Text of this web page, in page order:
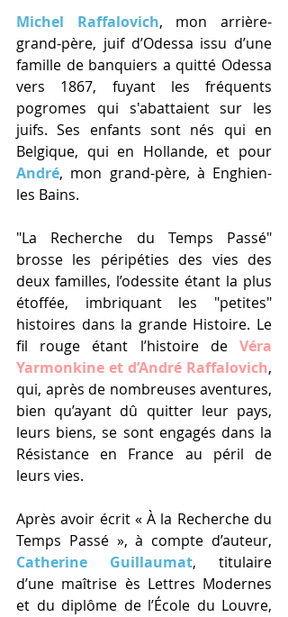
Michel Raffalovich, mon arrière-
grand-père, juif d’Odessa issu d’une
famille de banquiers a quitté Odessa
vers 1867, fuyant les fréquents
pogromes qui s'abattaient sur les
juifs. Ses enfants sont nés qui en
André, mon grand-père, à Enghien-
les Bains.
"La Recherche du Temps Passé"
brosse les péripéties des vies des
deux familles, l’odessite étant la plus
étoffée, imbriquant les "petites"
histoires dans la grande Histoire. Le
fil rouge étant l’histoire de Véra
Yarmonkine et d’André Raffalovich,
qui, après de nombreuses aventures,
bien qu’ayant dû quitter leur pays,
leurs biens, se sont engagés dans la
Résistance en France au péril de
leurs vies.
Après avoir écrit « À la Recherche du
Catherine Guillaumat, titulaire
d’une maîtrise ès Lettres Modernes
et du diplôme de l’École du Louvre,